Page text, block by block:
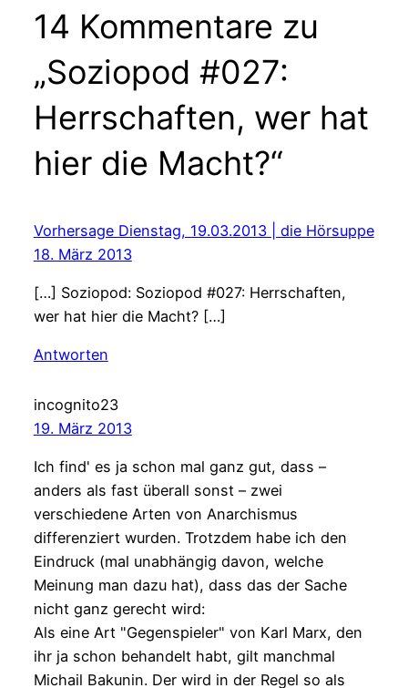
14 Kommentare zu
„Soziopod #027:
Herrschaften, wer hat
hier die Macht?“
Vorhersage Dienstag, 19.03.2013 | die Hörsuppe
18. März 2013
[…] Soziopod: Soziopod #027: Herrschaften,
wer hat hier die Macht? […]
Antworten
incognito23
19. März 2013
Ich find' es ja schon mal ganz gut, dass –
anders als fast überall sonst – zwei
verschiedene Arten von Anarchismus
differenziert wurden. Trotzdem habe ich den
Eindruck (mal unabhängig davon, welche
Meinung man dazu hat), dass das der Sache
nicht ganz gerecht wird:
Als eine Art "Gegenspieler" von Karl Marx, den
ihr ja schon behandelt habt, gilt manchmal
Michail Bakunin. Der wird in der Regel so als